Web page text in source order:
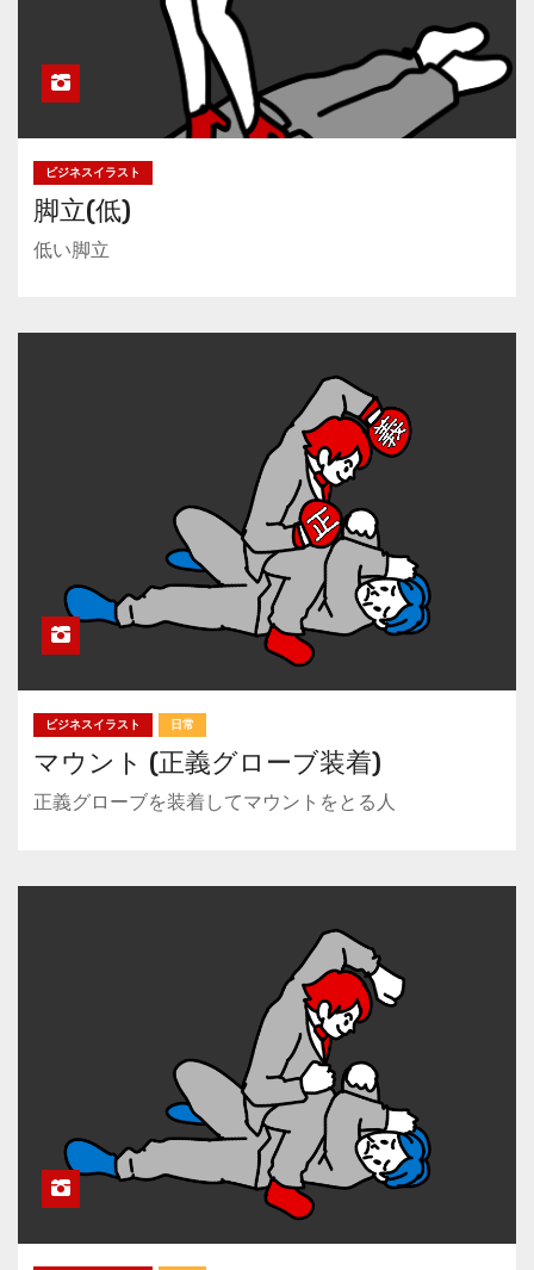
ビジネスイラスト
脚立(低)
低い脚立
ビジネスイラスト 日常
マウント (正義グローブ装着)
正義グローブを装着してマウントをとる人